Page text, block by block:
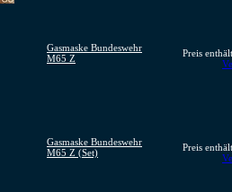
Gasmaske Bundeswehr
M65 Z
Preis
Gasmaske Bundeswehr
M65 Z (Set)
Preis